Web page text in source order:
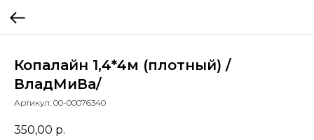
Копалайн 1,4*4м (плотный) /
ВладМиВа/
Артикул: 00-00076340
350,00 р.